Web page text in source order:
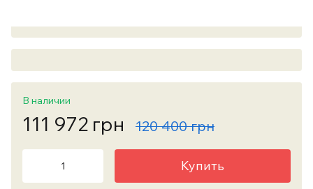
В наличии
111 972 грн 120 400 грн
Купить